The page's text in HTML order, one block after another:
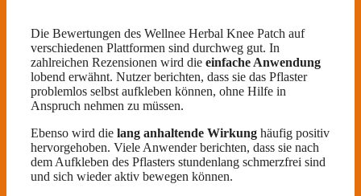
Die Bewertungen des Wellnee Herbal Knee Patch auf
verschiedenen Plattformen sind durchweg gut. In
zahlreichen Rezensionen wird die einfache Anwendung
lobend erwähnt. Nutzer berichten, dass sie das Pflaster
problemlos selbst aufkleben können, ohne Hilfe in
Anspruch nehmen zu müssen.
Ebenso wird die lang anhaltende Wirkung häufig positiv
hervorgehoben. Viele Anwender berichten, dass sie nach
dem Aufkleben des Pflasters stundenlang schmerzfrei sind
und sich wieder aktiv bewegen können.